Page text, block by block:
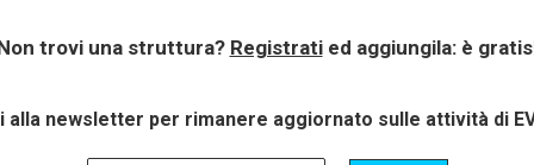
trovi una struttura? Registratied aggiungila: è
alla newsletter per rimanere aggiornato sulle attività di